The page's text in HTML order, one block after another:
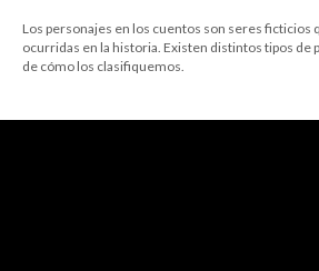
Los personajes en los cuentos son seres ficticios
ocurridas en la historia. Existen distintos tipos de
de cómo los clasifiquemos.